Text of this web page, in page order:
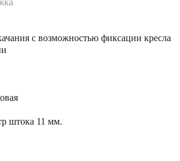
с возможностью фиксации кресла
штока 11 мм.